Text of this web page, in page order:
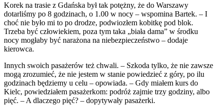
Korek na trasie z Gdańska był tak potężny, że do Warszawy
dotarliśmy po 8 godzinach, o 1.00 w nocy – wspomina Bartek. – I
choć nie było mi to po drodze, podwiozłem kobitkę pod blok.
Trzeba być człowiekiem, poza tym taka „biała dama” w środku
nocy mogłaby być narażona na niebezpieczeństwo – dodaje
kierowca.
Innych swoich pasażerów też chwali. – Szkoda tylko, że nie zawsze
mogą zrozumieć, że nie jestem w stanie powiedzieć z góry, po ilu
godzinach będziemy u celu – opowiada. – Gdy miałem kurs do
Kielc, powiedziałem pasażerkom: podróż zajmie trzy godziny, albo
pięć. – A dlaczego pięć? – dopytywały pasażerki.